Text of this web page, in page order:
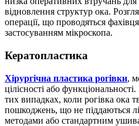
відновлення структур ока.
операції, що проводяться
застосуванням мікроскопа.
Кератопластика
Хірургічна пластика рогівки,
цілісності або
тих випадках, коли рогівка ока
пошкоджень, що не піддаються
методами або стандартним